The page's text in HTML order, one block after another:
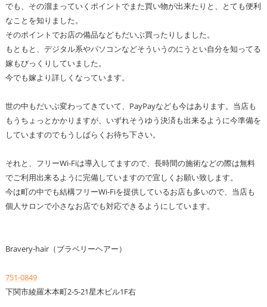
でも、その溜まっていくポイントでまた買い物が出来たりと、とても便利
なことを知りました。
そのポイントでお店の備品などもだいぶ買ったりしました。
もともと、デジタル系やパソコンなどそういうのにうとい自分を知ってる
嫁もびっくりしていました。
今でも嫁より詳しくなっています。
世の中もだいぶ変わってきていて、PayPayなども今はあります。当店も
もうちょっとかかりますが、いずれそうゆう決済も出来るように今準備を
していますのでもうしばらくお待ち下さい。
それと、フリーWi-Fiは導入してますので、長時間の施術などの際は無料
でご利用出来るように完備していますので宜しくお願い致します。
今は町の中でも結構フリーWi-Fiを提供しているお店も多いので、当店も
個人サロンで小さなお店でも対応できるようにしています。
Bravery-hair（ブラベリーヘアー）
751-0849
下関市綾羅木本町2-5-21星木ビル1F右